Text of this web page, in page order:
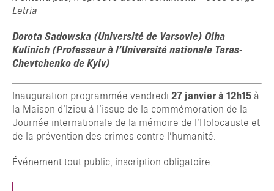
Letria
Dorota Sadowska (Université de Varsovie) Olha
Kulinich (Professeur à l’Université nationale Taras-
Chevtchenko de Kyiv)
Inauguration programmée vendredi 27 janvier à 12h15 à
la Maison d’Izieu à l’issue de la commémoration de la
Journée internationale de la mémoire de l’Holocauste et
de la prévention des crimes contre l’humanité.
Événement tout public, inscription obligatoire.